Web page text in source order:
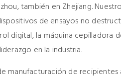
también en Zhejiang.
de ensayos no
digital, la máquina cepilladora
en la industria.
manufacturación de recipientes